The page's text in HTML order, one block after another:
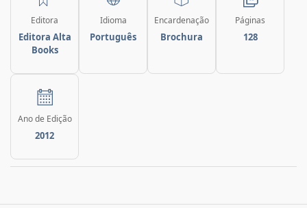
Editora
Editora Alta
Books
Idioma
Português
Encardenação
Brochura
Páginas
128
Ano de Edição
2012